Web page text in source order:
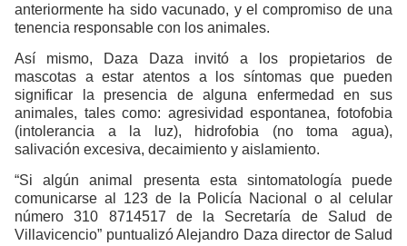
anteriormente ha sido vacunado, y el compromiso de una
tenencia responsable con los animales.
Así mismo, Daza Daza invitó a los propietarios de
mascotas a estar atentos a los síntomas que pueden
significar la presencia de alguna enfermedad en sus
animales, tales como: agresividad espontanea, fotofobia
(intolerancia a la luz), hidrofobia (no toma agua),
salivación excesiva, decaimiento y aislamiento.
“Si algún animal presenta esta sintomatología puede
comunicarse al 123 de la Policía Nacional o al celular
número 310 8714517 de la Secretaría de Salud de
Villavicencio” puntualizó Alejandro Daza director de Salud